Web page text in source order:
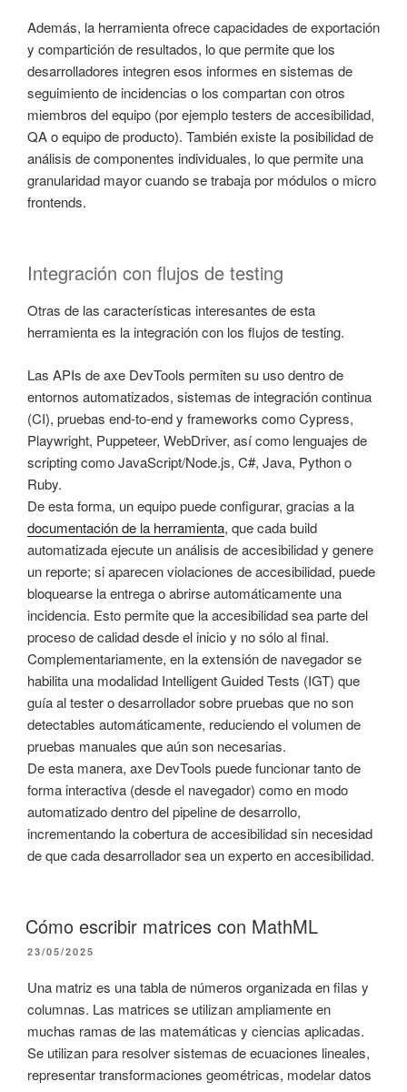
Además, la herramienta ofrece capacidades de exportación
y compartición de resultados, lo que permite que los
desarrolladores integren esos informes en sistemas de
seguimiento de incidencias o los compartan con otros
miembros del equipo (por ejemplo testers de accesibilidad,
QA o equipo de producto). También existe la posibilidad de
análisis de componentes individuales, lo que permite una
granularidad mayor cuando se trabaja por módulos o micro
frontends.
Integración con flujos de testing
Otras de las características interesantes de esta
herramienta es la integración con los flujos de testing.
Las APIs de axe DevTools permiten su uso dentro de
entornos automatizados, sistemas de integración continua
(CI), pruebas end-to-end y frameworks como Cypress,
Playwright, Puppeteer, WebDriver, así como lenguajes de
scripting como JavaScript/Node.js, C#, Java, Python o
Ruby.
De esta forma, un equipo puede configurar, gracias a la
documentación de la herramienta, que cada build
automatizada ejecute un análisis de accesibilidad y genere
un reporte; si aparecen violaciones de accesibilidad, puede
bloquearse la entrega o abrirse automáticamente una
incidencia. Esto permite que la accesibilidad sea parte del
proceso de calidad desde el inicio y no sólo al final.
Complementariamente, en la extensión de navegador se
habilita una modalidad Intelligent Guided Tests (IGT) que
guía al tester o desarrollador sobre pruebas que no son
detectables automáticamente, reduciendo el volumen de
pruebas manuales que aún son necesarias.
De esta manera, axe DevTools puede funcionar tanto de
forma interactiva (desde el navegador) como en modo
automatizado dentro del pipeline de desarrollo,
incrementando la cobertura de accesibilidad sin necesidad
de que cada desarrollador sea un experto en accesibilidad.
Cómo escribir matrices con MathML
PUBLICADO
23/05/2025
Una matriz es una tabla de números organizada en filas y
columnas. Las matrices se utilizan ampliamente en
muchas ramas de las matemáticas y ciencias aplicadas.
Se utilizan para resolver sistemas de ecuaciones lineales,
representar transformaciones geométricas, modelar datos